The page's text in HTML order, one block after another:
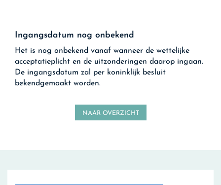
Ingangsdatum nog onbekend
Het is nog onbekend vanaf wanneer de wettelijke
acceptatieplicht en de uitzonderingen daarop ingaan.
De ingangsdatum zal per koninklijk besluit
bekendgemaakt worden.
NAAR OVERZICHT